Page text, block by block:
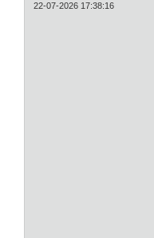
22-07-2026 17:38:16